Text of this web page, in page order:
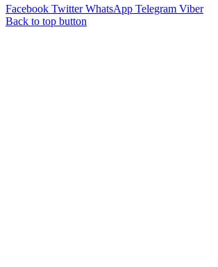
Facebook Twitter WhatsApp Telegram Viber
Back to top button